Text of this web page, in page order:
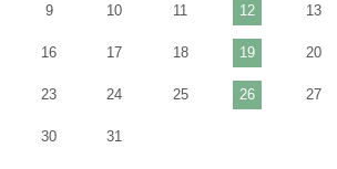
9 10 11 12 13
16 17 18 19 20
23 24 25 26 27
30 31